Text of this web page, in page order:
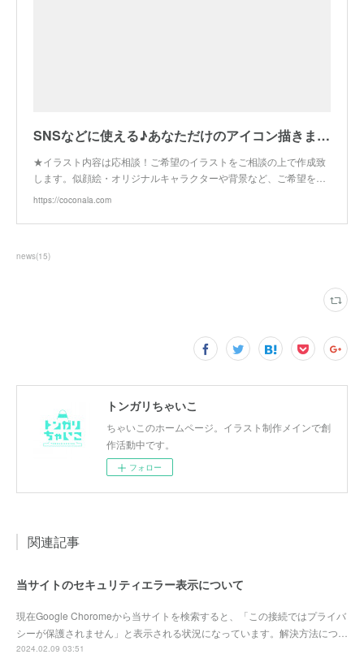
SNSなどに使える♪あなただけのアイコン描きます まずは事前のお見積りだけでもOK◎写真を元にした似顔絵も対応 | アイコン作成 | ココナラ
★イラスト内容は応相談！ご希望のイラストをご相談の上で作成致
します。似顔絵・オリジナルキャラクターや背景など、ご希望を…
https://coconala.com
news(15)
トンガリちゃいこ
ちゃいこのホームページ。イラスト制作メインで創
作活動中です。
フォロー
関連記事
当サイトのセキュリティエラー表示について
現在Google Choromeから当サイトを検索すると、「この接続ではプライバ
シーが保護されません」と表示される状況になっています。解決方法につ…
2024.02.09 03:51